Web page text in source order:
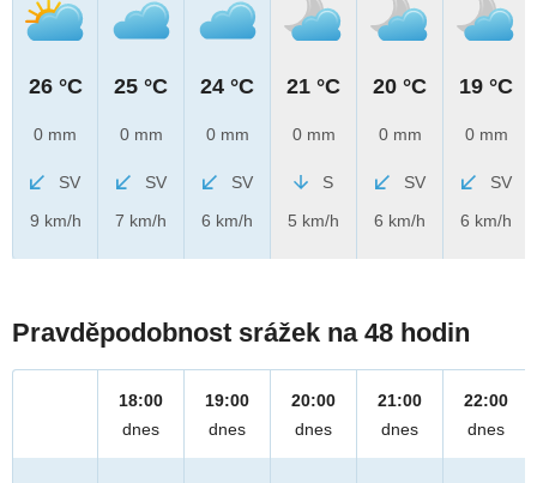
26 °C
0 mm
SV
9 km/h
25 °C
0 mm
SV
7 km/h
24 °C
0 mm
SV
6 km/h
21 °C
0 mm
S
5 km/h
20 °C
0 mm
SV
6 km/h
19 °C
0 mm
SV
6 km/h
Pravděpodobnost srážek na 48 hodin
18:00
dnes
19:00
dnes
20:00
dnes
21:00
dnes
22:00
dnes